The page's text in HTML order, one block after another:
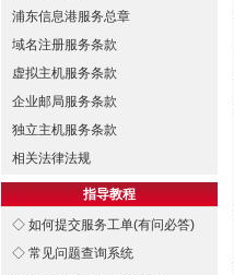
浦东信息港服务总章
域名注册服务条款
虚拟主机服务条款
企业邮局服务条款
独立主机服务条款
相关法律法规
指导教程
◇ 如何提交服务工单(有问必答)
◇ 常见问题查询系统